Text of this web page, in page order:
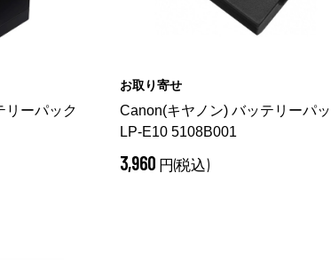
リーパック
お取り寄せ
Canon(キヤノン) バッテリーパ
LP-E10 5108B001
3,960 円(税込)